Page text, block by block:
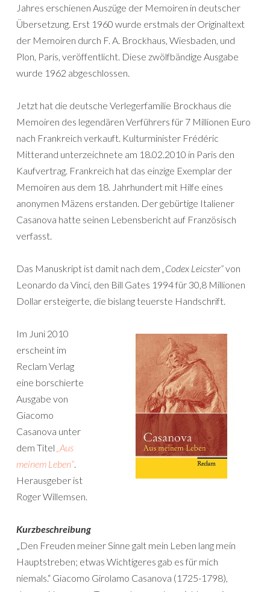
Jahres erschienen Auszüge der Memoiren in deutscher
Übersetzung. Erst 1960 wurde erstmals der Originaltext
der Memoiren durch F. A. Brockhaus, Wiesbaden, und
Plon, Paris, veröffentlicht. Diese zwölfbändige Ausgabe
wurde 1962 abgeschlossen.
Jetzt hat die deutsche Verlegerfamilie Brockhaus die
Memoiren des legendären Verführers für 7 Millionen Euro
nach Frankreich verkauft. Kulturminister Frédéric
Mitterand unterzeichnete am 18.02.2010 in Paris den
Kaufvertrag. Frankreich hat das einzige Exemplar der
Memoiren aus dem 18. Jahrhundert mit Hilfe eines
anonymen Mäzens erstanden. Der gebürtige Italiener
Casanova hatte seinen Lebensbericht auf Französisch
verfasst.
Das Manuskript ist damit nach dem „Codex Leicster“von
Leonardo da Vinci, den Bill Gates 1994 für 30,8 Millionen
Dollar ersteigerte, die bislang teuerste Handschrift.
Im Juni 2010
erscheint im
Reclam Verlag
eine borschierte
Ausgabe von
Giacomo
Casanova unter
dem Titel „Aus
meinem Leben“.
Herausgeber ist
Roger Willemsen.
Kurzbeschreibung
„Den Freuden meiner Sinne galt mein Leben lang mein
Hauptstreben; etwas Wichtigeres gab es für mich
niemals.“ Giacomo Girolamo Casanova (1725-1798),